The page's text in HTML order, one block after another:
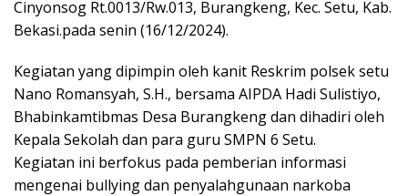
Cinyonsog Rt.0013/Rw.013, Burangkeng, Kec. Setu, Kab.
Bekasi.pada senin (16/12/2024).
Kegiatan yang dipimpin oleh kanit Reskrim polsek setu
Nano Romansyah, S.H., bersama AIPDA Hadi Sulistiyo,
Bhabinkamtibmas Desa Burangkeng dan dihadiri oleh
Kepala Sekolah dan para guru SMPN 6 Setu.
Kegiatan ini berfokus pada pemberian informasi
mengenai bullying dan penyalahgunaan narkoba